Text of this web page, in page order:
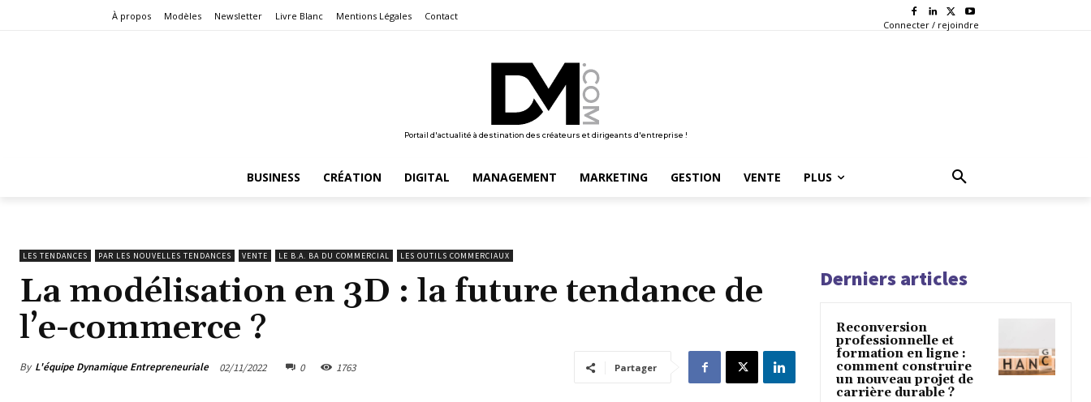
À propos Modèles Newsletter Livre Blanc Mentions Légales Contact
Connecter / rejoindre
Portail d'actualité à destination des créateurs et dirigeants d'entreprise !
BUSINESS CRÉATION DIGITAL MANAGEMENT MARKETING GESTION VENTE PLUS
LES TENDANCES PAR LES NOUVELLES TENDANCES VENTE LE B.A. BA DU COMMERCIAL LES OUTILS COMMERCIAUX
La modélisation en 3D : la future tendance de
l’e-commerce ?
By L'équipe Dynamique Entrepreneuriale 02/11/2022 0 1763 Partager
Derniers articles
Reconversion
professionnelle et
formation en ligne :
comment construire
un nouveau projet de
carrière durable ?